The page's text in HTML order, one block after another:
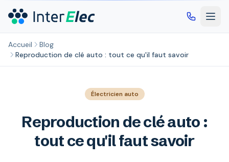
Accueil
Blog
Reproduction de clé auto : tout ce qu'il faut savoir
Électricien auto
Reproduction de clé auto :
tout ce qu'il faut savoir